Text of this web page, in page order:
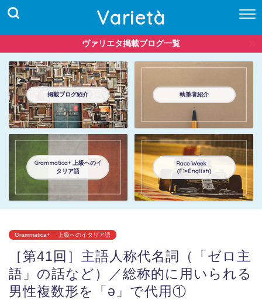
Varietà
ヴァリエタ掲載ブログ一覧
掲載ブログ紹介 執筆者紹介
Grammatica+ 上級へのイ
タリア語
Race Week
(F1×English)
Grammatica+ 上級へのイタリア語
［第41回］主語人称代名詞（「ゼロ主
語」の話など）／総称的に用いられる
男性複数形を「ǝ」で代用①